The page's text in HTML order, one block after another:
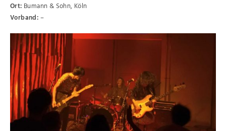
Ort: Bumann & Sohn, Köln
Vorband:–